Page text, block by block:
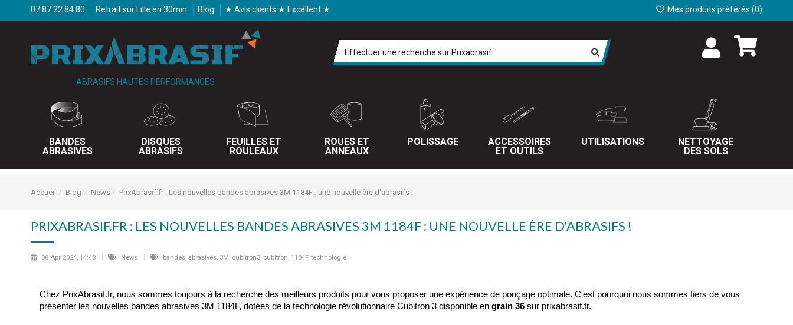
07.87.22.84.80 Retrait sur Lille en 30min Blog ★ Avis clients ★ Excellent ★ Mes produits préférés (0)
ABRASIFS HAUTES PERFORMANCES
BANDES
ABRASIVES
DISQUES
ABRASIFS
FEUILLES ET
ROULEAUX
ROUES ET
ANNEAUX
POLISSAGE
ACCESSOIRES
ET OUTILS
UTILISATIONS
NETTOYAGE
DES SOLS
Accueil Blog News PrixAbrasif.fr : Les nouvelles bandes abrasives 3M 1184F : une nouvelle ère d'abrasifs !
PRIXABRASIF.FR : LES NOUVELLES BANDES ABRASIVES 3M 1184F : UNE NOUVELLE ÈRE D'ABRASIFS !
08 Apr 2024, 14:43 News bandes, abrasives, 3M, cubitron3, cubitron, 1184F, technologie
Chez PrixAbrasif.fr, nous sommes toujours à la recherche des meilleurs produits pour vous proposer une expérience de ponçage optimale. C'est pourquoi nous sommes fiers de vous
présenter les nouvelles bandes abrasives 3M 1184F, dotées de la technologie révolutionnaire Cubitron 3 disponible en grain 36 sur prixabrasif.fr.